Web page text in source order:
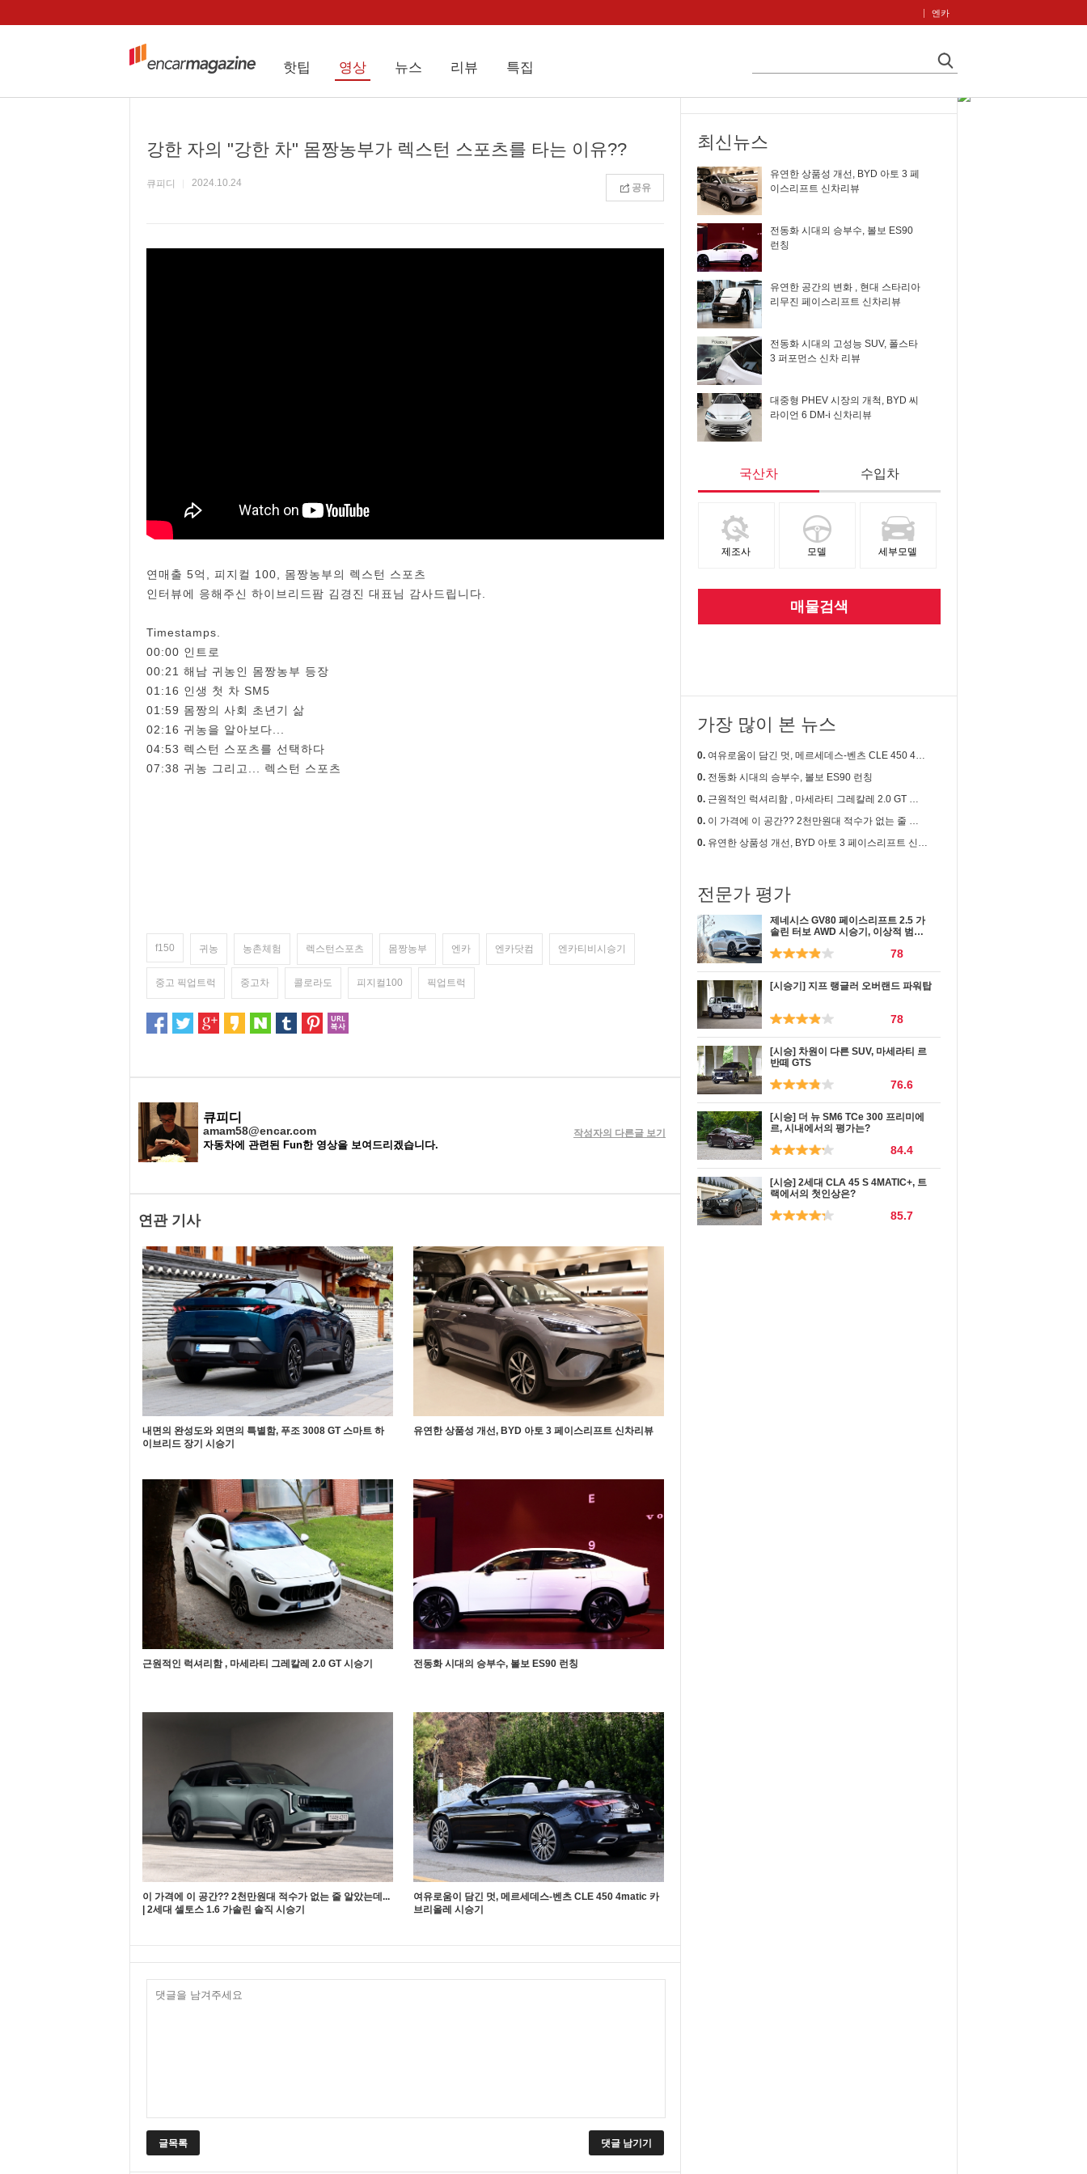
엔카
핫팁 영상 뉴스 리뷰 특집
강한 자의 "강한 차" 몸짱농부가 렉스턴 스포츠를 타는 이유??
큐피디 2024.10.24 공유
연매출 5억, 피지컬 100, 몸짱농부의 렉스턴 스포츠
인터뷰에 응해주신 하이브리드팜 김경진 대표님 감사드립니다.
Timestamps.
00:00 인트로
00:21 해남 귀농인 몸짱농부 등장
01:16 인생 첫 차 SM5
01:59 몸짱의 사회 초년기 삶
02:16 귀농을 알아보다...
04:53 렉스턴 스포츠를 선택하다
07:38 귀농 그리고... 렉스턴 스포츠
f150 귀농 농촌체험 렉스턴스포츠 몸짱농부 엔카 엔카닷컴 엔카티비시승기
중고 픽업트럭 중고차 콜로라도 피지컬100 픽업트럭
큐피디
amam58@encar.com
자동차에 관련된 Fun한 영상을 보여드리겠습니다.
작성자의 다른글 보기
연관 기사
내면의 완성도와 외면의 특별함, 푸조 3008 GT 스마트 하
이브리드 장기 시승기
유연한 상품성 개선, BYD 아토 3 페이스리프트 신차리뷰
근원적인 럭셔리함 , 마세라티 그레칼레 2.0 GT 시승기 전동화 시대의 승부수, 볼보 ES90 런칭
이 가격에 이 공간?? 2천만원대 적수가 없는 줄 알았는데...
| 2세대 셀토스 1.6 가솔린 솔직 시승기
여유로움이 담긴 멋, 메르세데스-벤츠 CLE 450 4matic 카
브리올레 시승기
글목록 댓글 남기기
최신뉴스
유연한 상품성 개선, BYD 아토 3 페
이스리프트 신차리뷰
전동화 시대의 승부수, 볼보 ES90
런칭
유연한 공간의 변화 , 현대 스타리아
리무진 페이스리프트 신차리뷰
전동화 시대의 고성능 SUV, 폴스타
3 퍼포먼스 신차 리뷰
대중형 PHEV 시장의 개척, BYD 씨
라이언 6 DM-i 신차리뷰
국산차 수입차
제조사 모델 세부모델
매물검색
가장 많이 본 뉴스
0. 여유로움이 담긴 멋, 메르세데스-벤츠 CLE 450 4matic 카브리올레 시승기
0. 전동화 시대의 승부수, 볼보 ES90 런칭
0. 근원적인 럭셔리함 , 마세라티 그레칼레 2.0 GT 시승기
0. 이 가격에 이 공간?? 2천만원대 적수가 없는 줄 알았는데... | 2세대 셀토스 1.6 가솔린 솔직 시승기
0. 유연한 상품성 개선, BYD 아토 3 페이스리프트 신차리뷰
전문가 평가
제네시스 GV80 페이스리프트 2.5 가
솔린 터보 AWD 시승기, 이상적 범용
78
[시승기] 지프 랭글러 오버랜드 파워탑
78
[시승] 차원이 다른 SUV, 마세라티 르
반떼 GTS
76.6
[시승] 더 뉴 SM6 TCe 300 프리미에
르, 시내에서의 평가는?
84.4
[시승] 2세대 CLA 45 S 4MATIC+, 트
랙에서의 첫인상은?
85.7